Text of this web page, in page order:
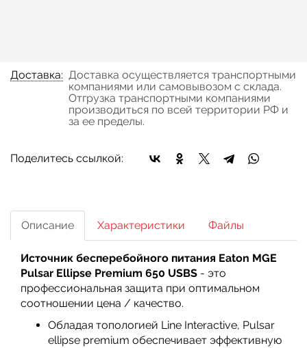
Доставка: Доставка осуществляется транспортными
компаниями или самовывозом с склада.
Отгрузка транспортными компаниями
производиться по всей территории РФ и
за ее пределы.
Поделитесь ссылкой:
Описание Характеристики Файлы
Источник бесперебойного питания Eaton MGE
Pulsar Ellipse Premium 650 USBS - это
профессиональная защита при оптимальном
соотношении цена / качество.
Обладая топологией Line Interactive, Pulsar
ellipse premium обеспечивает эффективную